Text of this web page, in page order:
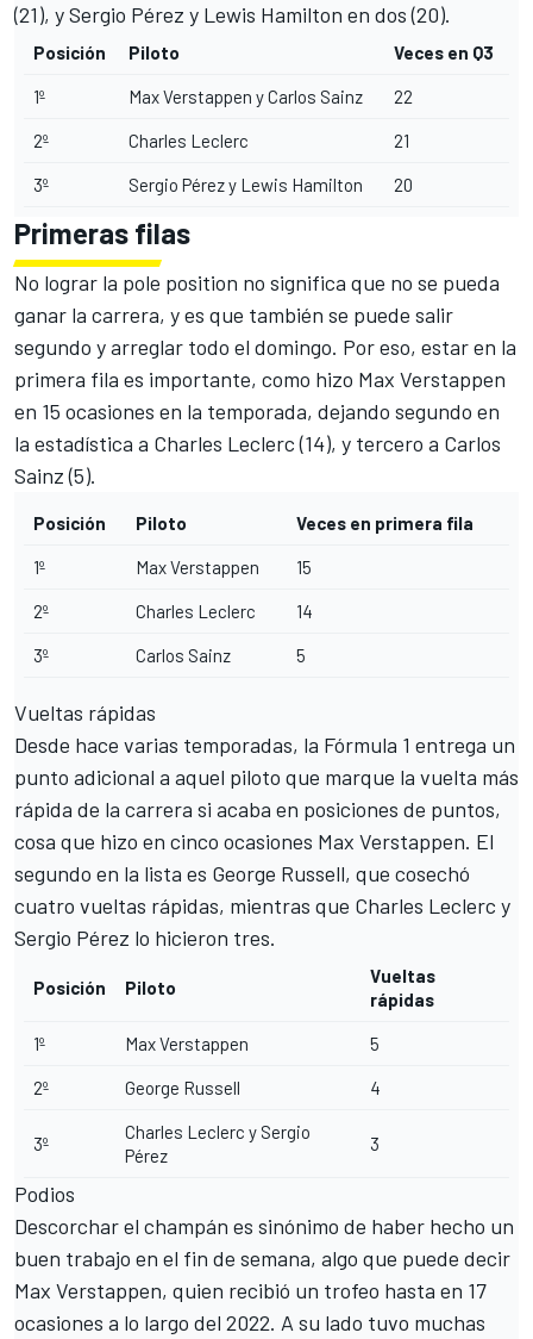
(21), y Sergio Pérez y Lewis Hamilton en dos (20).
Posición Piloto Veces en Q3
1º Max Verstappen y Carlos Sainz 22
2º Charles Leclerc 21
3º Sergio Pérez y Lewis Hamilton 20
Primeras filas
No lograr la pole position no significa que no se pueda
ganar la carrera, y es que también se puede salir
segundo y arreglar todo el domingo. Por eso, estar en la
primera fila es importante, como hizo Max Verstappen
en 15 ocasiones en la temporada, dejando segundo en
la estadística a Charles Leclerc (14), y tercero a Carlos
Sainz (5).
Posición Piloto Veces en primera fila
1º Max Verstappen 15
2º Charles Leclerc 14
3º Carlos Sainz 5
Vueltas rápidas
Desde hace varias temporadas, la Fórmula 1 entrega un
punto adicional a aquel piloto que marque la vuelta más
rápida de la carrera si acaba en posiciones de puntos,
cosa que hizo en cinco ocasiones Max Verstappen. El
segundo en la lista es George Russell, que cosechó
cuatro vueltas rápidas, mientras que Charles Leclerc y
Sergio Pérez lo hicieron tres.
Posición Piloto
Vueltas
rápidas
1º Max Verstappen 5
2º George Russell 4
3º
Charles Leclerc y Sergio
Pérez
3
Podios
Descorchar el champán es sinónimo de haber hecho un
buen trabajo en el fin de semana, algo que puede decir
Max Verstappen, quien recibió un trofeo hasta en 17
ocasiones a lo largo del 2022. A su lado tuvo muchas